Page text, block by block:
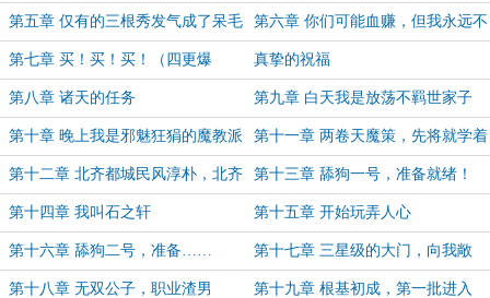
又契约了黄裳（880月票加更）
第五章 仅有的三根秀发气成了呆毛
（中秋快乐！）
第六章 你们可能血赚，但我永远不
亏（中秋快乐第三更！）
第七章 买！买！买！（四更爆
发！）
真挚的祝福
第八章 诸天的任务 第九章 白天我是放荡不羁世家子
第十章 晚上我是邪魅狂狷的魔教派
主！
第十一章 两卷天魔策，先将就学着
第十二章 北齐都城民风淳朴，北齐
皇室人才辈出
第十三章 舔狗一号，准备就绪！
第十四章 我叫石之轩 第十五章 开始玩弄人心
第十六章 舔狗二号，准备…… 第十七章 三星级的大门，向我敞
开！
第十八章 无双公子，职业渣男 第十九章 根基初成，第一批进入